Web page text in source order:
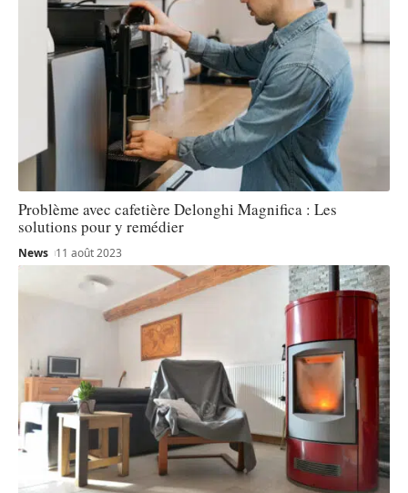
Problème avec cafetière Delonghi Magnifica : Les
solutions pour y remédier
News 11 août 2023